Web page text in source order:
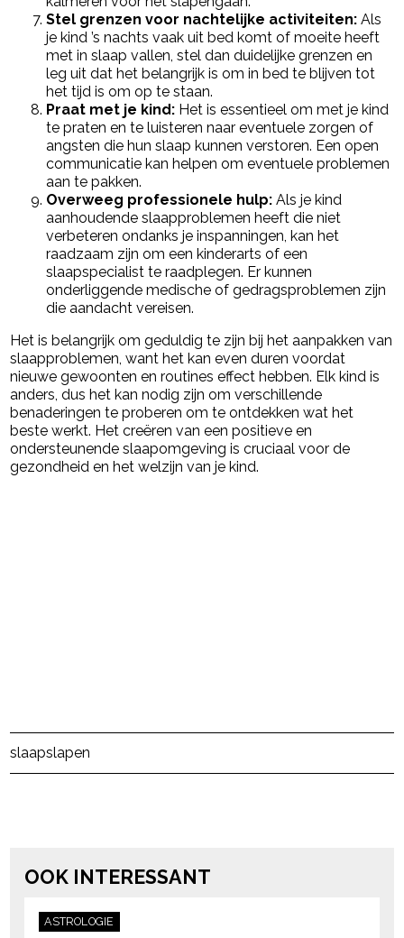
Stel grenzen voor nachtelijke activiteiten: Als
je kind ’s nachts vaak uit bed komt of moeite heeft
met in slaap vallen, stel dan duidelijke grenzen en
leg uit dat het belangrijk is om in bed te blijven tot
het tijd is om op te staan.
Praat met je kind: Het is essentieel om met je kind
te praten en te luisteren naar eventuele zorgen of
angsten die hun slaap kunnen verstoren. Een open
communicatie kan helpen om eventuele problemen
aan te pakken.
Overweeg professionele hulp: Als je kind
aanhoudende slaapproblemen heeft die niet
verbeteren ondanks je inspanningen, kan het
raadzaam zijn om een kinderarts of een
slaapspecialist te raadplegen. Er kunnen
onderliggende medische of gedragsproblemen zijn
die aandacht vereisen.
Het is belangrijk om geduldig te zijn bij het aanpakken van
slaapproblemen, want het kan even duren voordat
nieuwe gewoonten en routines effect hebben. Elk kind is
anders, dus het kan nodig zijn om verschillende
benaderingen te proberen om te ontdekken wat het
beste werkt. Het creëren van een positieve en
ondersteunende slaapomgeving is cruciaal voor de
gezondheid en het welzijn van je kind.
slaapslapen
OOK INTERESSANT
ASTROLOGIE